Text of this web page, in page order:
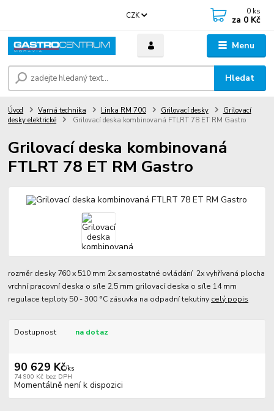
Menu
CZK
Hledat
0 ks
za 0 Kč
Úvod Varná technika Linka RM 700 Grilovací desky
Grilovací
desky elektrické
Grilovací deska kombinovaná FTLRT 78 ET RM Gastro
Grilovací deska kombinovaná
FTLRT 78 ET RM Gastro
rozměr desky 760 x 510 mm 2x samostatné ovládání 2x vyhřívaná plocha
vrchní pracovní deska o síle 2,5 mm grilovací deska o síle 14 mm
regulace teploty 50 - 300 °C zásuvka na odpadní tekutiny celý popis
Dostupnost na dotaz
90 629 Kč/ks
74 900 Kč bez DPH
Momentálně není k dispozici